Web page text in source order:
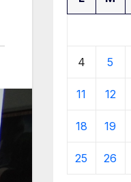
4 5
11 12
18 19
25 26